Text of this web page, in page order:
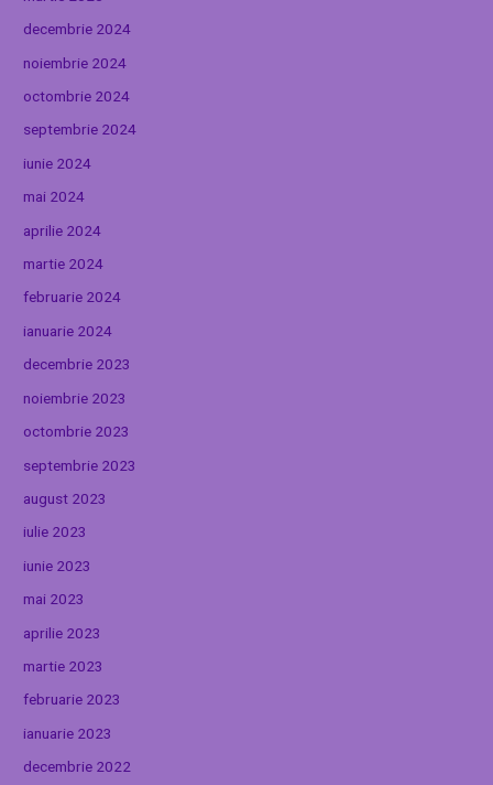
decembrie 2024
noiembrie 2024
octombrie 2024
septembrie 2024
iunie 2024
mai 2024
aprilie 2024
martie 2024
februarie 2024
ianuarie 2024
decembrie 2023
noiembrie 2023
octombrie 2023
septembrie 2023
august 2023
iulie 2023
iunie 2023
mai 2023
aprilie 2023
martie 2023
februarie 2023
ianuarie 2023
decembrie 2022